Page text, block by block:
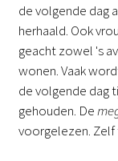
de volgende dag
herhaald. Ook
geacht zowel 's
wonen. Vaak
de volgende dag
gehouden. De
voorgelezen. Zelf